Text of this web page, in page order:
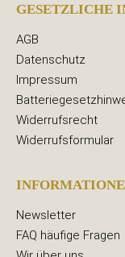
GESETZLICHE
AGB
Datenschutz
Impressum
Widerrufsrecht
Widerrufsformular
Newsletter
FAQ häufige Fragen